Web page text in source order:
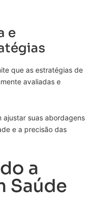
e
que as estratégias de
avaliadas e
ajustar suas abordagens
e a precisão das
a
Saúde